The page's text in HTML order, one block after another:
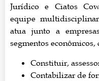
Jurídico e Ciatos
equipe
atua junto a
segmentos
Constituir,
Contabilizar de